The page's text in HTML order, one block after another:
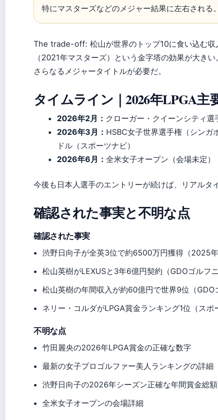
特にマスターズなどのメジャー結果に左右される
The trade-off: 松山が世界のトップ10に食い込む収
（2021年マスターズ）という金字塔の効果が大き
さらなるメジャータイトルが必要だ。
タイムライン｜2026年LPGA主
2026年2月： クローガー・クイーンシティ
2026年3月： HSBC女子世界選手権（シン
ドル（スポーツナビ）
2026年6月： 全米女子オープン（会場未定）
今後も日本人選手のエントリーが続けば、リアル
確認された事実と不明な点
確認された事実
渋野日向子が全英3位で約6500万円獲得（2025
松山英樹がLEXUSと3年6億円契約（GDOゴルフ
松山英樹の年間収入が約60億円で世界9位（GDO
ネリー・コルダがLPGA賞金ランキング1位（スポ
不明な点
竹田麗央の2026年LPGA賞金の正確な数字
最新の女子プロゴルファー美人ランキングの詳細
渋野日向子の2026年シーズン正確な年間賞金総額
全米女子オープンの会場詳細